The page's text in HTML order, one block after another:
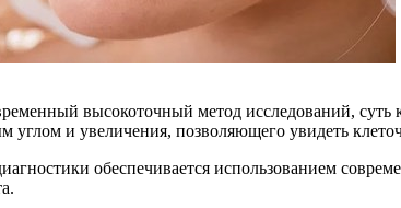
высокоточный метод исследований, суть
углом и увеличения, позволяющего увидеть
обеспечивается использованием